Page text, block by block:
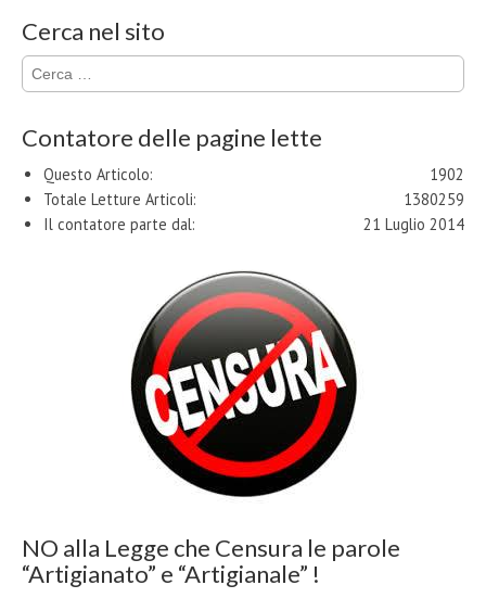
Cerca nel sito
Ricerca
per:
Contatore delle pagine lette
1902
Questo Articolo:
1380259
Totale Letture Articoli:
21 Luglio 2014
Il contatore parte dal:
NO alla Legge che Censura le parole
“Artigianato” e “Artigianale” !